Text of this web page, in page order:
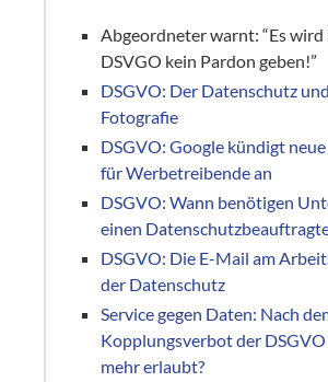
Abgeordneter warnt: “Es wird
DSVGO kein Pardon geben!”
DSGVO: Der Datenschutz
Fotografie
DSGVO: Google kündigt
für Werbetreibende an
DSGVO: Wann benötigen
einen
DSGVO: Die E-Mail am
der Datenschutz
Service gegen Daten: Nach
Kopplungsverbot der
mehr erlaubt?